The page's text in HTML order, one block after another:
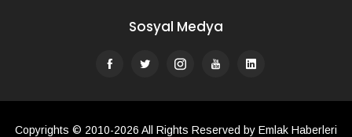
Sosyal Medya
Copyrights © 2010-2026 All Rights Reserved by Emlak Haberleri